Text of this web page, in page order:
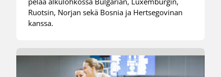
Ruotsin, Norjan sekä Bosnia ja Hertsegovinan
kanssa.